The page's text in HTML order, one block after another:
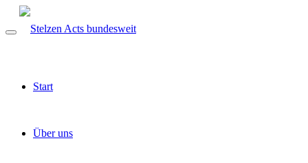
Start
Über uns